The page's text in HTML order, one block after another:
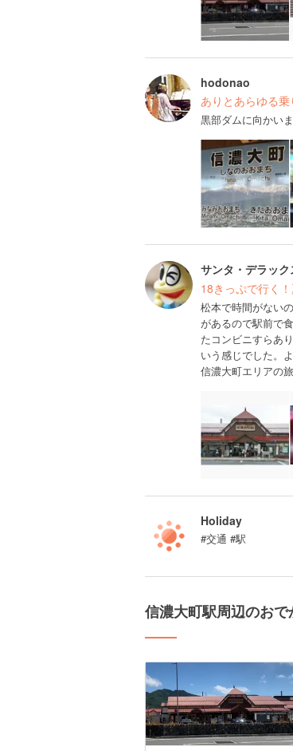
hodonao
ありとあらゆる
黒部ダムに向かい
サンタ・デラック
18きっぷで行く
松本で時間がない
があるので駅前で
たコンビニすらあ
いう感じでした。
信濃大町エリアの
Holiday
#交通 #駅
信濃大町駅周辺のお